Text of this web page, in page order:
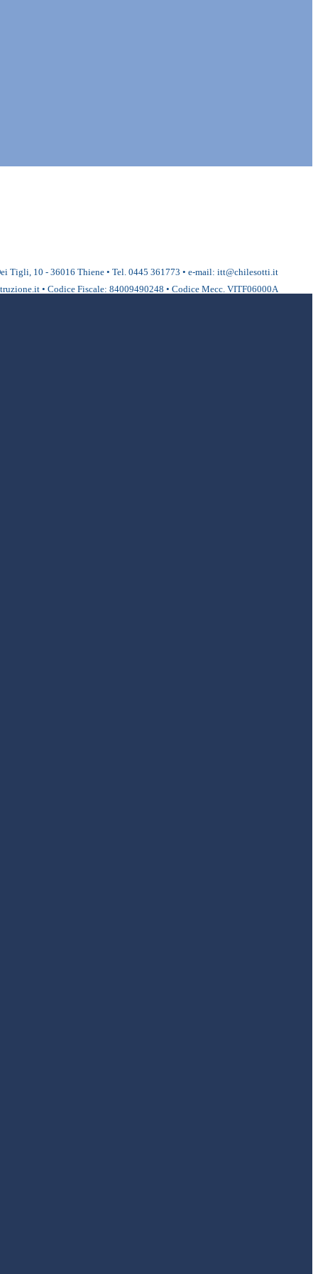
Tigli, 10 - 36016 Thiene • Tel. 0445 361773 • e-mail: itt@chilesotti.it
• Codice Fiscale: 84009490248 • Codice Mecc. VITF06000A